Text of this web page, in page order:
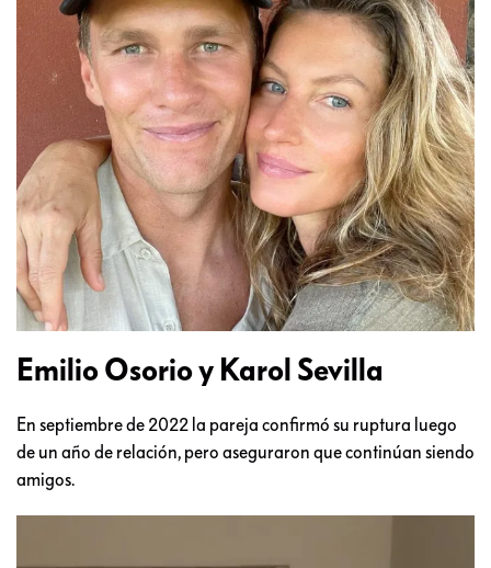
Emilio Osorio y Karol Sevilla
En septiembre de 2022 la pareja confirmó su ruptura luego
de un año de relación, pero aseguraron que continúan siendo
amigos.